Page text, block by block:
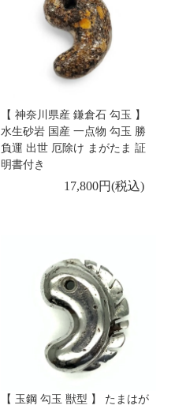
【 神奈川県産 鎌倉石 勾玉 】
水生砂岩 国産 一点物 勾玉 勝
負運 出世 厄除け まがたま 証
明書付き
17,800円(税込)
【 玉鋼 勾玉 獣型 】 たまはが